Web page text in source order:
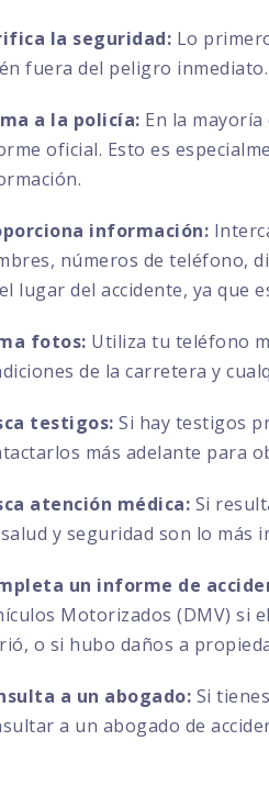
la seguridad: Lo
fuera del peligro
a la policía: En la
oficial. Esto es
información:
números de teléfono,
lugar del accidente, ya que
fotos: Utiliza tu teléfono
de la carretera y
testigos: Si hay testigos
más adelante para
atención médica: Si
y seguridad son lo más
un informe de
Motorizados (DMV) si
o si hubo daños a
a un abogado: Si
a un abogado de